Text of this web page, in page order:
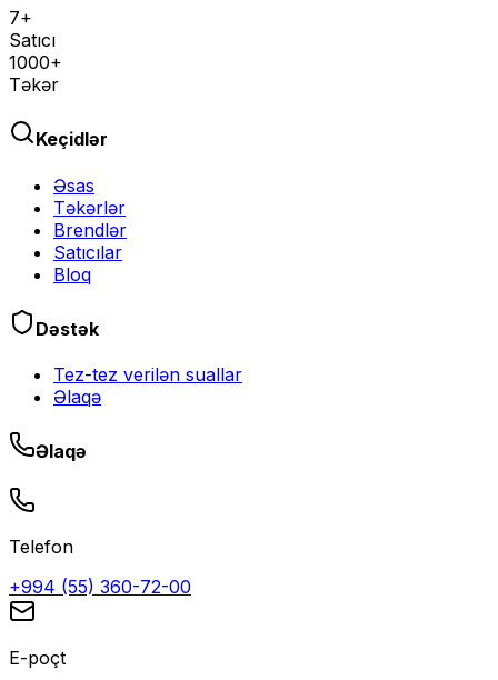
7+
Satıcı
1000+
Təkər
Keçidlər
Əsas
Təkərlər
Brendlər
Satıcılar
Bloq
Dəstək
Tez-tez verilən suallar
Əlaqə
Əlaqə
Telefon
+994 (55) 360-72-00
E-poçt